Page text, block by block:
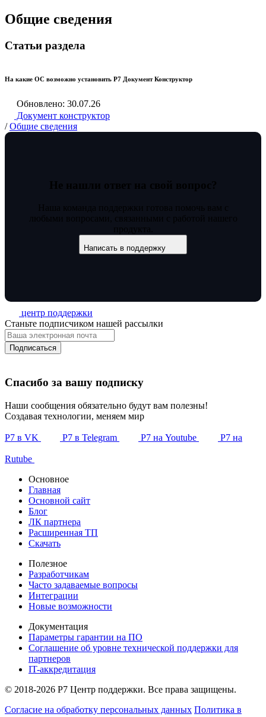
Общие сведения
Статьи раздела
На какие ОС возможно установить Р7 Документ Конструктор
Обновлено: 30.07.26
Документ конструктор
/ Общие сведения
Не нашли ответ на свой вопрос?
Наша команда поддержки готова помочь вам с
любыми вопросами, связанными с работой нашего
продукта.
Написать в поддержку
центр поддержки
Станьте подписчиком нашей рассылки
Подписаться
Спасибо за вашу подписку
Наши сообщения обязательно будут вам полезны!
Создавая технологии, меняем мир
Р7 в VK Р7 в Telegram Р7 на Youtube Р7 на
Rutube
Основное
Главная
Основной сайт
Блог
ЛК партнера
Расширенная ТП
Скачать
Полезное
Разработчикам
Часто задаваемые вопросы
Интеграции
Новые возможности
Документация
Параметры гарантии на ПО
Соглашение об уровне технической поддержки для
партнеров
IT-аккредитация
© 2018-2026 Р7 Центр поддержки. Все права защищены.
Согласие на обработку персональных данных Политика в